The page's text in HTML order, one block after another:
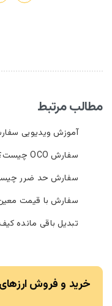
مطالب مرتبط
آموزش ویدیویی
سفارش OCO چیست؟
سفارش حد ضرر
سفارش با قیمت
تبدیل باقی مانده
خرید و فروش